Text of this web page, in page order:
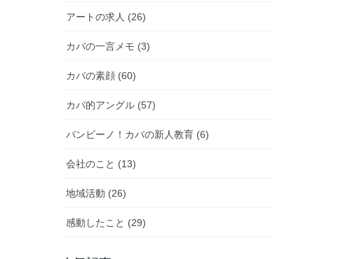
アートの求人 (26)
カバの一言メモ (3)
カバの素顔 (60)
カバ的アングル (57)
バンビーノ！カバの新人教育 (6)
会社のこと (13)
地域活動 (26)
感動したこと (29)